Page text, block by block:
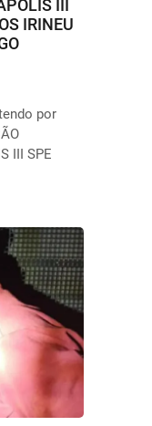
III
IRINEU
por
III SPE